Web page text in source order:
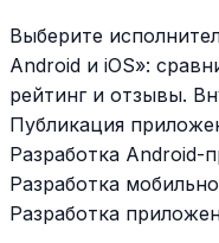
Выберите
Android и iOS»:
рейтинг и отзывы.
Публикация
Разработка Android-
Разработка
Разработка